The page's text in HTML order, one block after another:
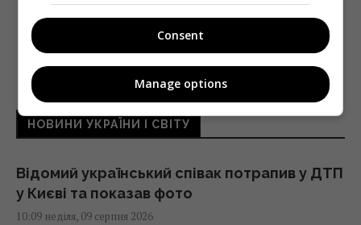
НОВИНИ УКРАЇНИ І СВІТУ
Відомий український співак потрапив у ДТП
у Києві та показав фото
10:09 неділя, 09 серпня 2026
Consent
Manage options